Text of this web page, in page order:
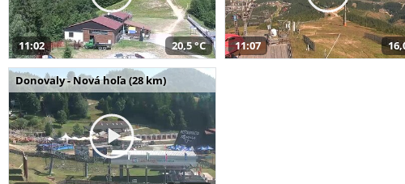
11:02 20,5 °C 11:07
Donovaly - Nová hoľa (28 km)